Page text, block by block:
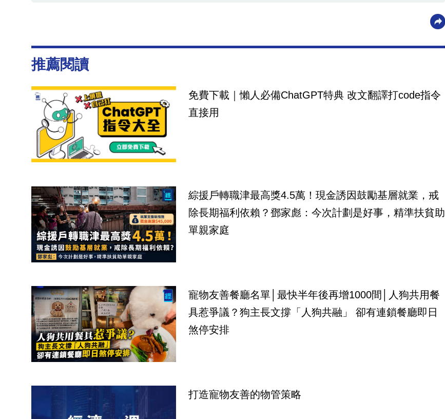
推薦閱讀
免費下載｜懶人必備ChatGPT特典 改文翻譯打code指令
直接用
綜援戶轉職津最高獎4.5萬！現金誘因鼓勵基層就業，戒
除長期福利依賴？鄧家彪：今次計劃是好事，精準扶貧助
單親家庭
寵物友善餐廳名單│最快半年後再增1000間│人狗共用餐
具惹爭議？狗主長文撐「人狗共融」 卻有連鎖餐廳即日
煞停安排
打造寵物友善的物管策略